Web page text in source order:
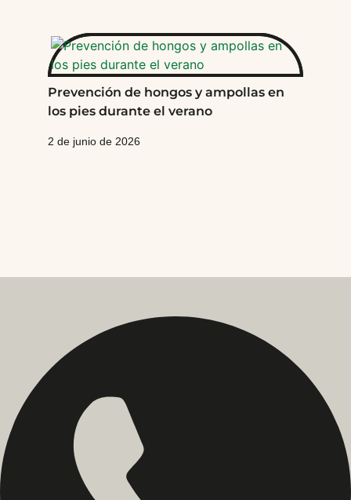
Prevención de hongos y ampollas en
los pies durante el verano
2 de junio de 2026